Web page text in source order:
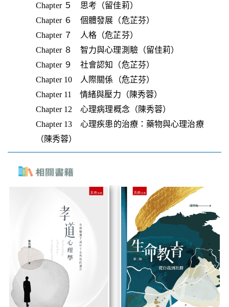
Chapter ５ 思考（留佳莉）
Chapter ６ 個體發展（危芷芬）
Chapter ７ 人格（危芷芬）
Chapter ８ 智力與心理測驗（留佳莉）
Chapter ９ 社會認知（危芷芬）
Chapter 10 人際關係（危芷芬）
Chapter 11 情緒與壓力（陳秀蓉）
Chapter 12 心理病理概念（陳秀蓉）
Chapter 13 心理疾患的治療：藥物與心理治療
（陳秀蓉）